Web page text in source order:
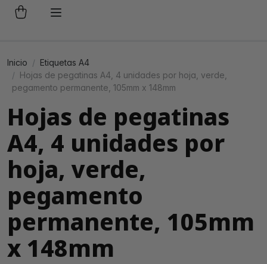
Inicio
Etiquetas A4
Hojas de pegatinas A4, 4 unidades por hoja, verde,
pegamento permanente, 105mm x 148mm
Hojas de pegatinas
A4, 4 unidades por
hoja, verde,
pegamento
permanente, 105mm
x 148mm